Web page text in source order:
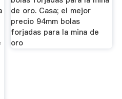
de oro. Casa; el mejor
precio 94mm bolas
forjadas para la mina de
oro